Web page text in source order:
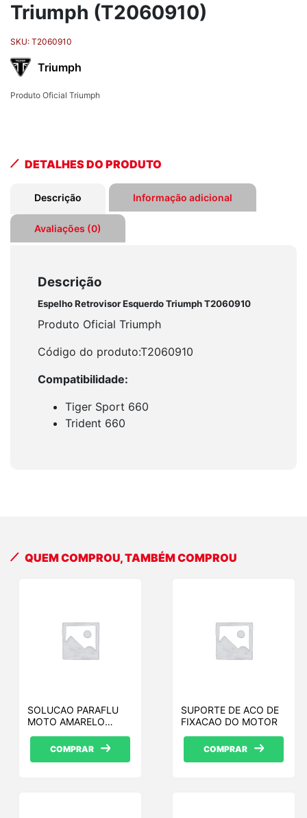
Triumph (T2060910)
SKU: T2060910
Triumph
Produto Oficial Triumph
DETALHES DO PRODUTO
Descrição Informação adicional
Avaliações (0)
Descrição
Espelho Retrovisor Esquerdo Triumph T2060910
Produto Oficial Triumph
Código do produto:T2060910
Compatibilidade:
Tiger Sport 660
Trident 660
QUEM COMPROU, TAMBÉM COMPROU
SOLUCAO PARAFLU
MOTO AMARELO
SOLUCAO ORGANICO
COMPRAR
SUPORTE DE ACO DE
FIXACAO DO MOTOR
COMPRAR